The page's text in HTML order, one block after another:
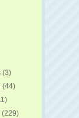
(3)
(44)
(229)